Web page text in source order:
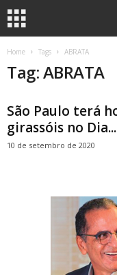
Home Tags ABRATA
Tag: ABRATA
São Paulo terá
girassóis no Dia...
10 de setembro de 2020